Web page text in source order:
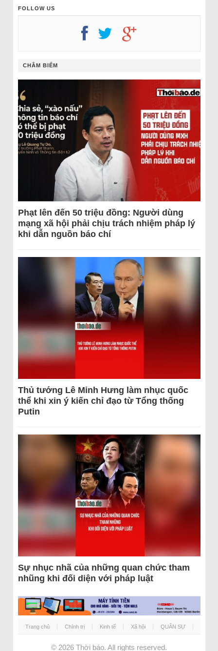
FOLLOW US
CHÂM BIẾM
Phạt lên đến 50 triệu đồng: Người dùng
mạng xã hội phải chịu trách nhiệm pháp lý
khi dẫn nguồn báo chí
Thủ tướng Lê Minh Hưng làm nhục quốc
thể khi xin ý kiến chỉ đạo từ Tổng thống
Putin
Sự nhục nhã của những quan chức tham
nhũng khi đối diện với pháp luật
Trang chủ Chính trị Kinh tế Xã hội QUÂN SỰ
© 2026 Thời báo. All rights reserved.